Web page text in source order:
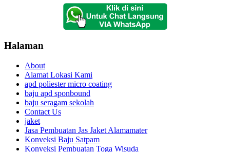
Halaman
About
Alamat Lokasi Kami
apd poliester micro coating
baju apd sponbound
baju seragam sekolah
Contact Us
jaket
Jasa Pembuatan Jas Jaket Alamamater
Konveksi Baju Satpam
Konveksi Pembuatan Toga Wisuda